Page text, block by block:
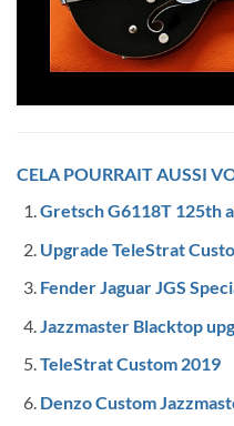
CELA POURRAIT AUSSI
Gretsch G6118T 125th
Upgrade TeleStrat
Fender Jaguar JGS
Jazzmaster Blacktop
TeleStrat Custom 2019
Denzo Custom